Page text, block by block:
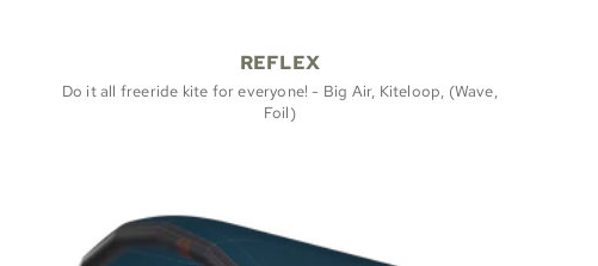
REFLEX
Do it all freeride kite for everyone! - Big Air, Kiteloop, (Wave,
Foil)